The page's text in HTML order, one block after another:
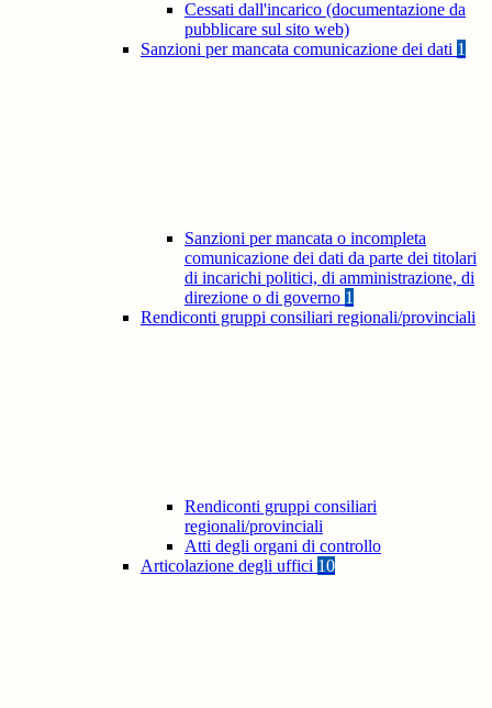
Cessati dall'incarico (documentazione da
pubblicare sul sito web)
Sanzioni per mancata comunicazione dei dati 1
Sanzioni per mancata o incompleta
comunicazione dei dati da parte dei titolari
di incarichi politici, di amministrazione, di
direzione o di governo 1
Rendiconti gruppi consiliari regionali/provinciali
Rendiconti gruppi consiliari
regionali/provinciali
Atti degli organi di controllo
Articolazione degli uffici 10